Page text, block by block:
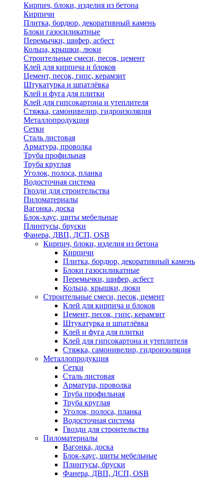
Кирпич, блоки, изделия из бетона
Кирпичи
Плитка, бордюр, декоративный камень
Блоки газосиликатные
Перемычки, шифер, асбест
Кольца, крышки, люки
Строительные смеси, песок, цемент
Клей для кирпича и блоков
Цемент, песок, гипс, керамзит
Штукатурка и шпатлёвка
Клей и фуга для плитки
Клей для гипсокартона и утеплителя
Стяжка, самонивелир, гидроизоляция
Металлопродукция
Сетки
Сталь листовая
Арматура, проволка
Труба профильная
Труба круглая
Уголок, полоса, планка
Водосточная система
Гвозди для строительства
Пиломатериалы
Вагонка, доска
Блок-хаус, щиты мебельные
Плинтусы, бруски
Фанера, ДВП, ДСП, OSB
Кирпич, блоки, изделия из бетона
Кирпичи
Плитка, бордюр, декоративный камень
Блоки газосиликатные
Перемычки, шифер, асбест
Кольца, крышки, люки
Строительные смеси, песок, цемент
Клей для кирпича и блоков
Цемент, песок, гипс, керамзит
Штукатурка и шпатлёвка
Клей и фуга для плитки
Клей для гипсокартона и утеплителя
Стяжка, самонивелир, гидроизоляция
Металлопродукция
Сетки
Сталь листовая
Арматура, проволка
Труба профильная
Труба круглая
Уголок, полоса, планка
Водосточная система
Гвозди для строительства
Пиломатериалы
Вагонка, доска
Блок-хаус, щиты мебельные
Плинтусы, бруски
Фанера, ДВП, ДСП, OSB